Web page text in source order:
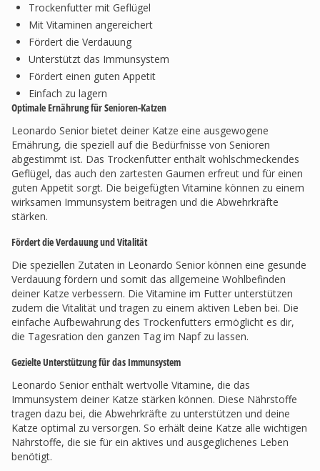
Trockenfutter mit Geflügel
Mit Vitaminen angereichert
Fördert die Verdauung
Unterstützt das Immunsystem
Fördert einen guten Appetit
Einfach zu lagern
Optimale Ernährung für Senioren-Katzen
Leonardo Senior bietet deiner Katze eine ausgewogene
Ernährung, die speziell auf die Bedürfnisse von Senioren
abgestimmt ist. Das Trockenfutter enthält wohlschmeckendes
Geflügel, das auch den zartesten Gaumen erfreut und für einen
guten Appetit sorgt. Die beigefügten Vitamine können zu einem
wirksamen Immunsystem beitragen und die Abwehrkräfte
stärken.
Fördert die Verdauung und Vitalität
Die speziellen Zutaten in Leonardo Senior können eine gesunde
Verdauung fördern und somit das allgemeine Wohlbefinden
deiner Katze verbessern. Die Vitamine im Futter unterstützen
zudem die Vitalität und tragen zu einem aktiven Leben bei. Die
einfache Aufbewahrung des Trockenfutters ermöglicht es dir,
die Tagesration den ganzen Tag im Napf zu lassen.
Gezielte Unterstützung für das Immunsystem
Leonardo Senior enthält wertvolle Vitamine, die das
Immunsystem deiner Katze stärken können. Diese Nährstoffe
tragen dazu bei, die Abwehrkräfte zu unterstützen und deine
Katze optimal zu versorgen. So erhält deine Katze alle wichtigen
Nährstoffe, die sie für ein aktives und ausgeglichenes Leben
benötigt.